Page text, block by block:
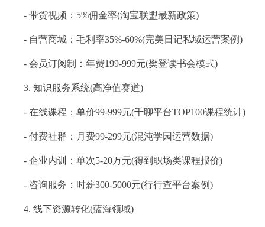
- 带货视频：5%佣金率(淘宝联盟最新政策)
- 自营商城：毛利率35%-60%(完美日记私域运营案例)
- 会员订阅制：年费199-999元(樊登读书会模式)
3. 知识服务系统(高净值赛道)
- 在线课程：单价99-999元(千聊平台TOP100课程统计)
- 付费社群：月费99-299元(混沌学园运营数据)
- 企业内训：单次5-20万元(得到职场类课程报价)
- 咨询服务：时薪300-5000元(行行查平台案例)
4. 线下资源转化(蓝海领域)